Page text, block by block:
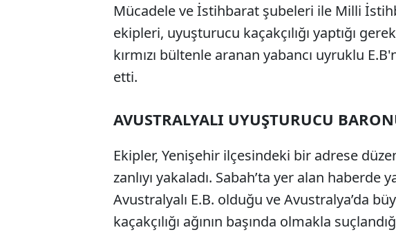
Mücadele ve İstihbarat şubeleri ile Milli
ekipleri, uyuşturucu kaçakçılığı yaptığı
kırmızı bültenle aranan yabancı uyruklu
etti.
AVUSTRALYALI UYUŞTURUCU
Ekipler, Yenişehir ilçesindeki bir adrese
zanlıyı yakaladı. Sabah’ta yer alan haberde
Avustralyalı E.B. olduğu ve Avustralya’da
kaçakçılığı ağının başında olmakla